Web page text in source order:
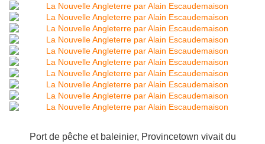
Port de pêche et baleinier, Provincetown vivait du